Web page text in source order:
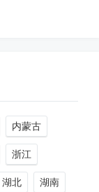
内蒙古
浙江
湖北 湖南